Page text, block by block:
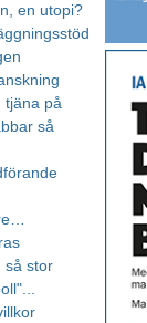
en utopi?
tjäna på
så
så stor